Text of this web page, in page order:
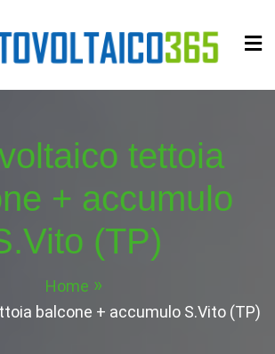
Zero Autofinanziato
tettoia
+ accumulo
(TP)
Home
balcone + accumulo S.Vito (TP)